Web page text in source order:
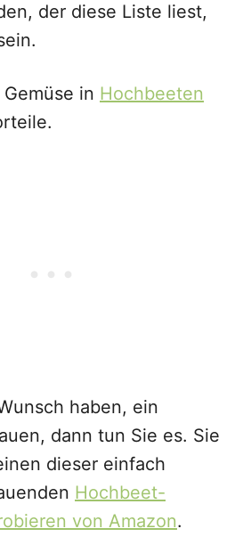
der diese Liste liest,
in Hochbeeten
haben, ein
dann tun Sie es. Sie
dieser einfach
Hochbeet-
von Amazon.